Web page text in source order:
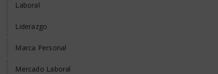
Laboral
Liderazgo
Marca Personal
Mercado Laboral